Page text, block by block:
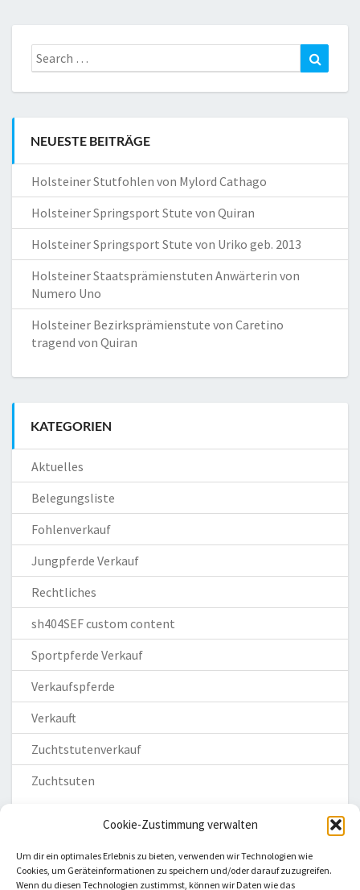
Cookie-Zustimmung verwalten
Um dir ein optimales Erlebnis zu bieten, verwenden wir Technologien wie
Cookies, um Geräteinformationen zu speichern und/oder darauf zuzugreifen.
Wenn du diesen Technologien zustimmst, können wir Daten wie das
Search
for:
NEUESTE BEITRÄGE
Holsteiner Stutfohlen von Mylord Cathago
Holsteiner Springsport Stute von Quiran
Holsteiner Springsport Stute von Uriko geb. 2013
Holsteiner Staatsprämienstuten Anwärterin von
Numero Uno
Holsteiner Bezirksprämienstute von Caretino
tragend von Quiran
KATEGORIEN
Aktuelles
Belegungsliste
Fohlenverkauf
Jungpferde Verkauf
Rechtliches
sh404SEF custom content
Sportpferde Verkauf
Verkaufspferde
Verkauft
Zuchtstutenverkauf
Zuchtsuten